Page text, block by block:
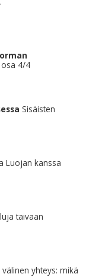
4/4
Sisäisten
Luojan kanssa
taivaan
yhteys: mikä